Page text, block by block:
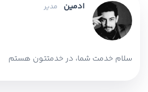
ادمین مدیر
سلام خدمت شما، در خدمتتون هستم